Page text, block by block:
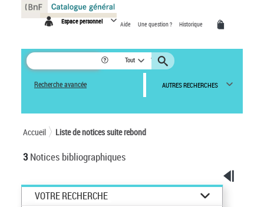
Espace personnel Aide Une question ? Historique
Tout
Recherche avancée AUTRES RECHERCHES
Accueil Liste de notices suite rebond
3 Notices bibliographiques
VOTRE RECHERCHE
Panneau de gestion des cookies